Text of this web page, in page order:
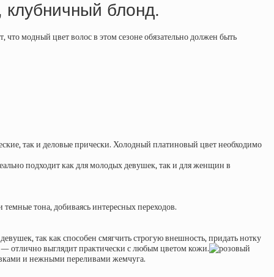
блонд.
модный цвет волос в этом сезоне обязательно должен быть
так и деловые прически. Холодный платиновый цвет необходимо
подходит как для молодых девушек, так и для женщин в
тона, добиваясь интересных переходов.
так как способен смягчить строгую внешность, придать нотку
— отлично выглядит практически с любым цветом кожи.
и нежными переливами жемчуга.